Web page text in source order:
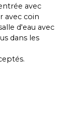
avec
avec coin
d'eau avec
dans les